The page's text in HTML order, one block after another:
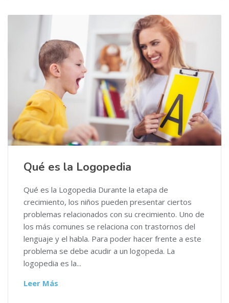
Qué es la Logopedia
Qué es la Logopedia Durante la etapa de
crecimiento, los niños pueden presentar ciertos
problemas relacionados con su crecimiento. Uno de
los más comunes se relaciona con trastornos del
lenguaje y el habla. Para poder hacer frente a este
problema se debe acudir a un logopeda. La
logopedia es la...
Leer Más